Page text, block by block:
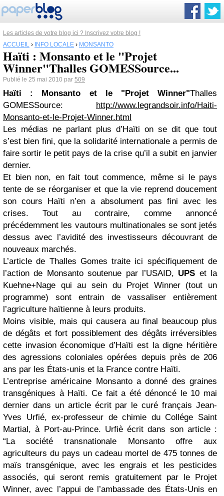
Les articles de votre blog ici ? Inscrivez votre blog !
ACCUEIL › INFO LOCALE › MONSANTO
Haïti : Monsanto et le "Projet
Winner"Thalles GOMESSource...
Publié le 25 mai 2010 par 509
Haïti : Monsanto et le "Projet Winner"Thalles
GOMESSource: http://www.legrandsoir.info/Haiti-
Monsanto-et-le-Projet-Winner.html
Les médias ne parlant plus d’Haïti on se dit que tout
s’est bien fini, que la solidarité internationale a permis de
faire sortir le petit pays de la crise qu’il a subit en janvier
dernier.
Et bien non, en fait tout commence, même si le pays
tente de se réorganiser et que la vie reprend doucement
son cours Haïti n’en a absolument pas fini avec les
crises. Tout au contraire, comme annoncé
précédemment les vautours multinationales se sont jetés
dessus avec l’avidité des investisseurs découvrant de
nouveaux marchés.
L’article de Thalles Gomes traite ici spécifiquement de
l’action de Monsanto soutenue par l’USAID, UPS et la
Kuehne+Nage qui au sein du Projet Winner (tout un
programme) sont entrain de vassaliser entièrement
l’agriculture haïtienne à leurs produits.
Moins visible, mais qui causera au final beaucoup plus
de dégâts et fort possiblement des dégâts irréversibles
cette invasion économique d’Haïti est la digne héritière
des agressions coloniales opérées depuis près de 206
ans par les États-unis et la France contre Haïti.
L’entreprise américaine Monsanto a donné des graines
transgéniques à Haïti. Ce fait a été dénoncé le 10 mai
dernier dans un article écrit par le curé français Jean-
Yves Urfié, ex-professeur de chimie du Collége Saint
Martial, à Port-au-Prince. Urfiè écrit dans son article :
“La société transnationale Monsanto offre aux
agriculteurs du pays un cadeau mortel de 475 tonnes de
maïs transgénique, avec les engrais et les pesticides
associés, qui seront remis gratuitement par le Projet
Winner, avec l’appui de l’ambassade des États-Unis en